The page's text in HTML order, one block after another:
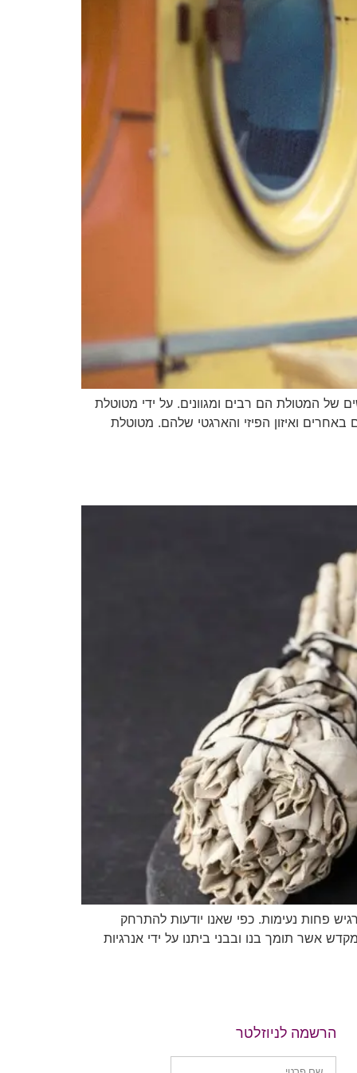
של המטולת הם רבים ומגוונים. על ידי מטוטלת
ואיזון הפיזי והארגטי שלהם. מטוטלת
פחות נעימות. כפי שאנו יודעות להתרחק
אשר תומך בנו ובבני ביתנו על ידי אנרגיות
הרשמה לניוזלטר